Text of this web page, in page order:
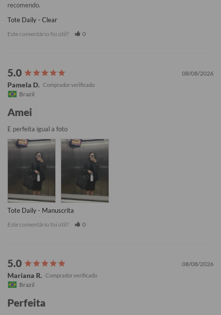
recomendo.
Tote Daily - Clear
Este comentário foi útil? 0
08/08/2026
Pamela D.
Brazil
Amei
E perfeita igual a foto
Tote Daily - Manuscrita
Este comentário foi útil? 0
08/08/2026
Mariana R.
Brazil
Perfeita